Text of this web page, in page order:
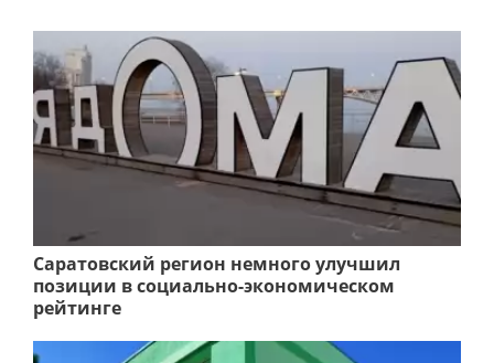
Саратовский регион немного улучшил
позиции в социально-экономическом
рейтинге